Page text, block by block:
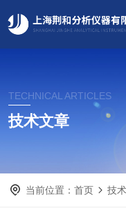
TECHNICAL ARTICLES
技术文章
当前位置：首页 技